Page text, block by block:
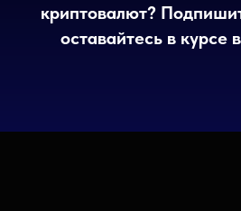
криптовалют?
оставайтесь в курсе